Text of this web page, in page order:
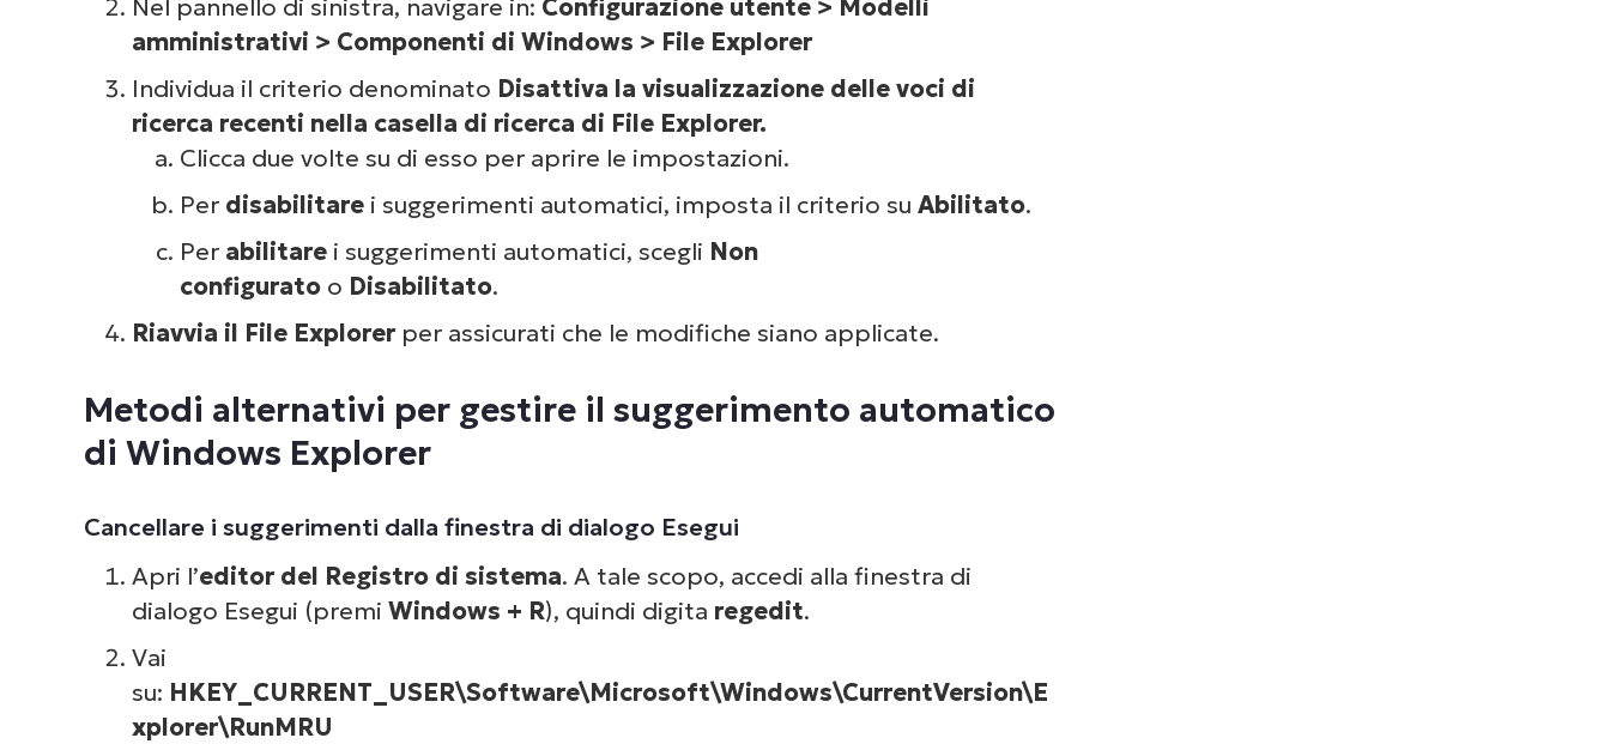
Nel pannello di sinistra, navigare in: Configurazione utente > Modelli
amministrativi > Componenti di Windows > File Explorer
Individua il criterio denominato Disattiva la visualizzazione delle voci di
ricerca recenti nella casella di ricerca di File Explorer.
Clicca due volte su di esso per aprire le impostazioni.
Per disabilitarei suggerimenti automatici, imposta il criterio su Abilitato.
Per abilitarei suggerimenti automatici, scegli Non
configuratoo Disabilitato.
Riavvia il File Explorerper assicurati che le modifiche siano applicate.
Metodi alternativi per gestire il suggerimento automatico
di Windows Explorer
Cancellare i suggerimenti dalla finestra di dialogo Esegui
Apri l’editor del Registro di sistema. A tale scopo, accedi alla finestra di
dialogo Esegui (premi Windows + R), quindi digita regedit.
Vai
su: HKEY_CURRENT_USER\Software\Microsoft\Windows\CurrentVersion\E
xplorer\RunMRU
Guarda NinjaOne in
azione
Dai un’occhiata alle nostre demo on-demand per vedere
come NinjaOne semplifica attività IT come la gestione
Scopri le demo